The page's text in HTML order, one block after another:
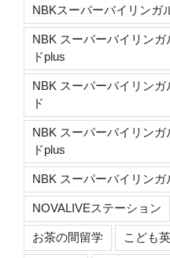
NBKスーパーバイリンガ
NBK スーパーバイリン
ドplus
NBK スーパーバイリン
ド
NBK スーパーバイリン
ドplus
NBK スーパーバイリン
NOVALIVEステーション
お茶の間留学 こども